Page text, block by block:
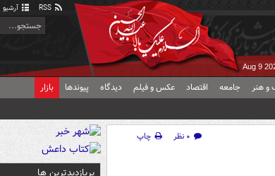
آرشیو
Aug 9
و هنر جامعه اقتصاد عکس و فیلم دیدگاه پیوندها بازار
۰ نظر
چاپ